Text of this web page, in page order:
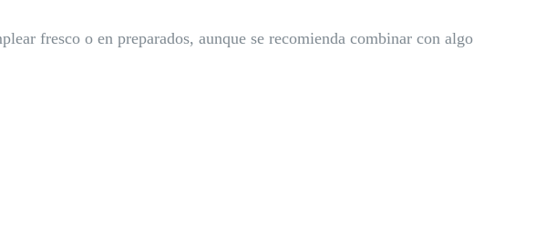
fresco o en preparados, aunque se recomienda combinar con algo